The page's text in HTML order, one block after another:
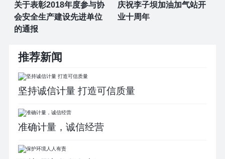
关于表彰2018年度参与协
会安全生产建设先进单位
的通报
庆祝李子坝加油加气站开
业十周年
推荐新闻
坚持诚信计量 打造可信质量
准确计量，诚信经营